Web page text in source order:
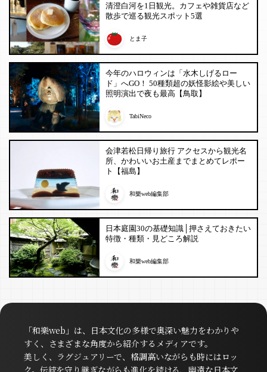
清澄白河を1日観光。カフェや雑貨店など
散歩で巡る観光スポット5選
とま子
今年のハロウィンは「水木しげるロー
ド」へGO！ 50種類超の妖怪影絵や美しい
照明演出で夜も最高【鳥取】
TabiNeco
会津若松日帰り旅行 アクセスから観光名
所、かわいいお土産までまとめてレポー
ト【福島】
和樂web編集部
日本庭園30の基礎知識│押さえておきたい
特徴・種類・見どころ解説
和樂web編集部
「和樂web」は、日本文化の多様で奥深い魅力をわかりや
すく、さまざまな角度から紹介するメディアです。
美しく、ラグジュアリーで、格調高いながらも時にはロッ